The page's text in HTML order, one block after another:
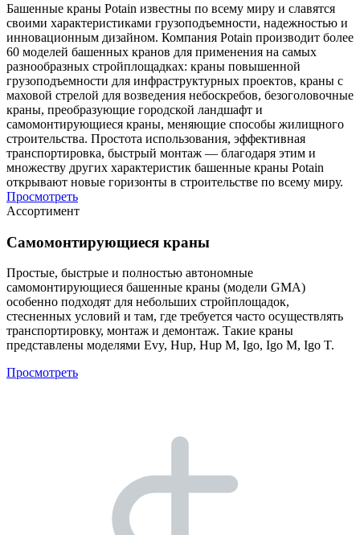
Башенные краны Potain известны по всему миру и славятся
своими характеристиками грузоподъемности, надежностью и
инновационным дизайном. Компания Potain производит более
60 моделей башенных кранов для применения на самых
разнообразных стройплощадках: краны повышенной
грузоподъемности для инфраструктурных проектов, краны с
маховой стрелой для возведения небоскребов, безоголовочные
краны, преобразующие городской ландшафт и
самомонтирующиеся краны, меняющие способы жилищного
строительства. Простота использования, эффективная
транспортировка, быстрый монтаж — благодаря этим и
множеству других характеристик башенные краны Potain
открывают новые горизонты в строительстве по всему миру.
Просмотреть
Ассортимент
Самомонтирующиеся краны
Простые, быстрые и полностью автономные
самомонтирующиеся башенные краны (модели GMA)
особенно подходят для небольших стройплощадок,
стесненных условий и там, где требуется часто осуществлять
транспортировку, монтаж и демонтаж. Такие краны
представлены моделями Evy, Hup, Hup M, Igo, Igo M, Igo T.
Просмотреть